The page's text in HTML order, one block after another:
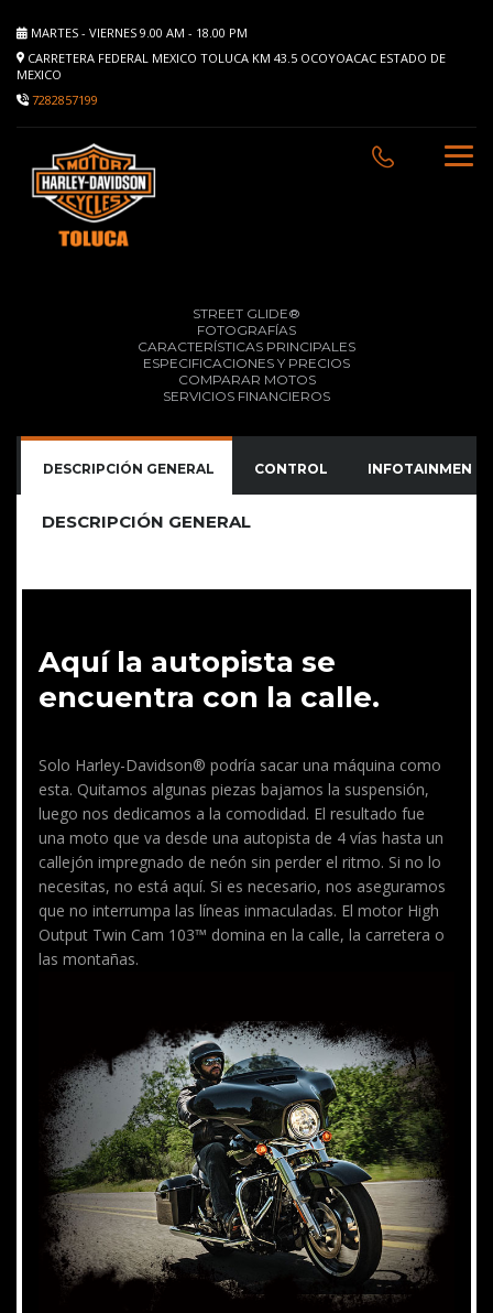
MARTES - VIERNES 9.00 AM - 18.00 PM
CARRETERA FEDERAL MEXICO TOLUCA KM 43.5 OCOYOACAC ESTADO DE
MEXICO
7282857199
STREET GLIDE®
FOTOGRAFÍAS
CARACTERÍSTICAS PRINCIPALES
ESPECIFICACIONES Y PRECIOS
COMPARAR MOTOS
SERVICIOS FINANCIEROS
DESCRIPCIÓN GENERAL CONTROL INFOTAINMENT
DESCRIPCIÓN GENERAL
Aquí la autopista se
encuentra con la calle.
Solo Harley-Davidson® podría sacar una máquina como
esta. Quitamos algunas piezas bajamos la suspensión,
luego nos dedicamos a la comodidad. El resultado fue
una moto que va desde una autopista de 4 vías hasta un
callejón impregnado de neón sin perder el ritmo. Si no lo
necesitas, no está aquí. Si es necesario, nos aseguramos
que no interrumpa las líneas inmaculadas. El motor High
Output Twin Cam 103™ domina en la calle, la carretera o
las montañas.